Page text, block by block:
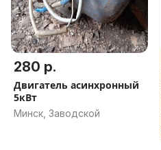
280 р.
Двигатель асинхронный
5кВт
Минск, Заводской